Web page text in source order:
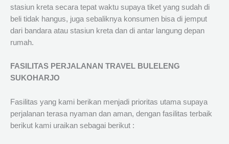
stasiun kreta secara tepat waktu supaya tiket yang sudah di
beli tidak hangus, juga sebaliknya konsumen bisa di jemput
dari bandara atau stasiun kreta dan di antar langung depan
rumah.
FASILITAS PERJALANAN TRAVEL BULELENG
SUKOHARJO
Fasilitas yang kami berikan menjadi prioritas utama supaya
perjalanan terasa nyaman dan aman, dengan fasilitas terbaik
berikut kami uraikan sebagai berikut :